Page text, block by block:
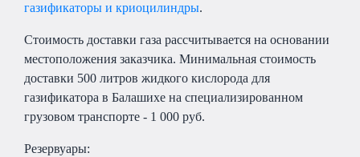
газификаторы и криоцилиндры.
Стоимость доставки газа рассчитывается на основании
местоположения заказчика. Минимальная стоимость
доставки 500 литров жидкого кислорода для
газификатора в Балашихе на специализированном
грузовом транспорте - 1 000 руб.
Резервуары: